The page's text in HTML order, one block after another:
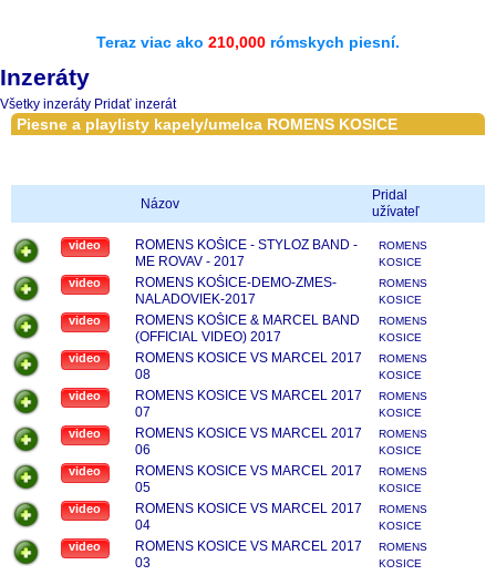
Teraz viac ako 210,000 rómskych piesní.
Inzeráty
Všetky inzeráty Pridať inzerát
Piesne a playlisty kapely/umelca ROMENS KOSICE
Názov
Pridal
užívateľ
video
ROMENS KOŠICE - STYLOZ BAND -
ME ROVAV - 2017
ROMENS
KOSICE
video
ROMENS KOŠICE-DEMO-ZMES-
NALADOVIEK-2017
ROMENS
KOSICE
video
ROMENS KOŠICE & MARCEL BAND
(OFFICIAL VIDEO) 2017
ROMENS
KOSICE
video
ROMENS KOSICE VS MARCEL 2017
08
ROMENS
KOSICE
video
ROMENS KOSICE VS MARCEL 2017
07
ROMENS
KOSICE
video
ROMENS KOSICE VS MARCEL 2017
06
ROMENS
KOSICE
video
ROMENS KOSICE VS MARCEL 2017
05
ROMENS
KOSICE
video
ROMENS KOSICE VS MARCEL 2017
04
ROMENS
KOSICE
video
ROMENS KOSICE VS MARCEL 2017
03
ROMENS
KOSICE